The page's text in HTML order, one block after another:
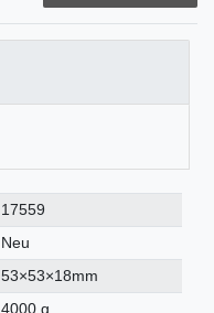
17559
Neu
53×53×18mm
4000 g